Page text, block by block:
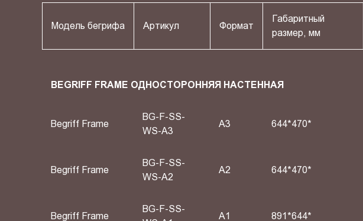
Модель бегрифа Артикул Формат
Габаритный
размер, мм
BEGRIFF FRAME ОДНОСТОРОННЯЯ НАСТЕННАЯ
Begriff Frame
BG-F-SS-
WS-A3
A3 644*470*
Begriff Frame
BG-F-SS-
WS-A2
A2 644*470*
Begriff Frame
BG-F-SS-
А1 891*644*